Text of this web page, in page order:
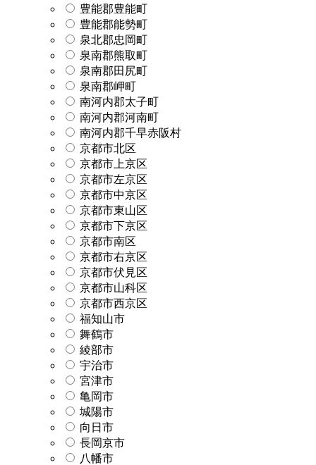
豊能郡豊能町
豊能郡能勢町
泉北郡忠岡町
泉南郡熊取町
泉南郡田尻町
泉南郡岬町
南河内郡太子町
南河内郡河南町
南河内郡千早赤阪村
京都市北区
京都市上京区
京都市左京区
京都市中京区
京都市東山区
京都市下京区
京都市南区
京都市右京区
京都市伏見区
京都市山科区
京都市西京区
福知山市
舞鶴市
綾部市
宇治市
宮津市
亀岡市
城陽市
向日市
長岡京市
八幡市